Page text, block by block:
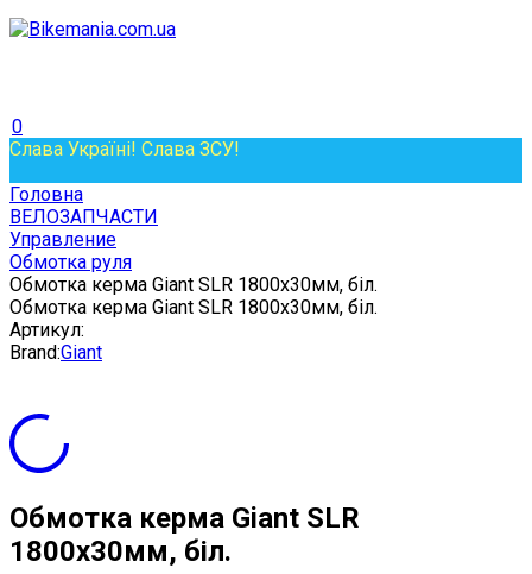
0
Слава Україні! Слава ЗСУ!
Головна
ВЕЛОЗАПЧАСТИ
Управление
Обмотка руля
Обмотка керма Giant SLR 1800x30мм, біл.
Обмотка керма Giant SLR 1800x30мм, біл.
Артикул:
Brand:Giant
Обмотка керма Giant SLR
1800x30мм, біл.